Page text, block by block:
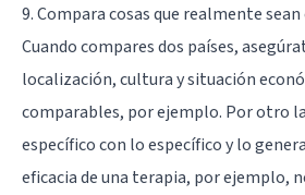
9. Compara cosas que realmente
Cuando compares dos países,
localización, cultura y situación
comparables, por ejemplo. Por otro
específico con lo específico y lo
eficacia de una terapia, por ejemplo,